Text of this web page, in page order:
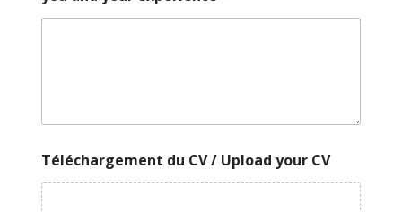
Téléchargement du CV / Upload your CV